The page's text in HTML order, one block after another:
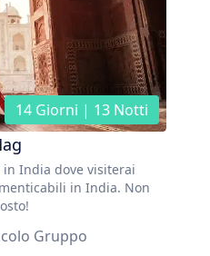
14 Giorni | 13 Notti
India dove visiterai
in India. Non
Gruppo